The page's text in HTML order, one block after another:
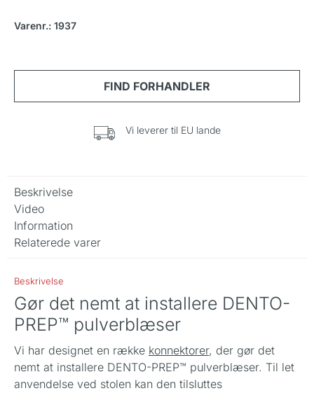
Varenr.: 1937
Vi leverer til EU lande
Beskrivelse
Video
Information
Relaterede varer
Beskrivelse
Gør det nemt at installere DENTO-
PREP™ pulverblæser
Vi har designet en række konnektorer, der gør det
nemt at installere DENTO-PREP™ pulverblæser. Til let
anvendelse ved stolen kan den tilsluttes